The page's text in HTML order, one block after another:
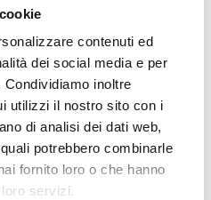
contenuti ed
dei social media e per
inoltre
utilizzi il nostro sito con i
di analisi dei dati web,
potrebbero combinarle
fornito loro o che hanno
servizi.
ricavando delle
dimensioni e
salata per 10 min.
una pirofila da forno,
Classica Pomì,
pepe, prezzemolo e
a 180° per 10